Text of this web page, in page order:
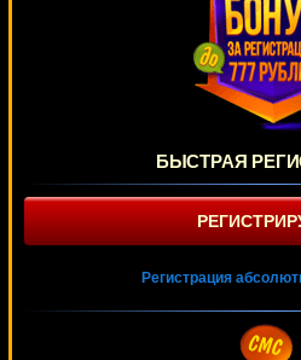
БЫСТРАЯ
Регистрация